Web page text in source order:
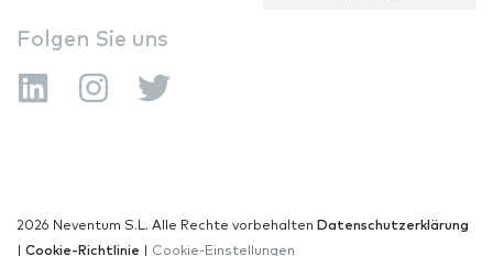
Folgen Sie uns
2026 Neventum S.L. Alle Rechte vorbehalten Datenschutzerklärung
Cookie-Richtlinie Cookie-Einstellungen